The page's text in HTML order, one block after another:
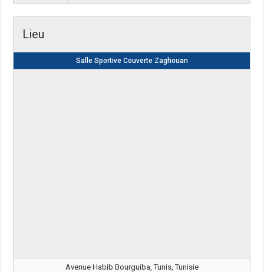
Lieu
Salle Sportive Couverte Zaghouan
Avenue Habib Bourguiba, Tunis, Tunisie